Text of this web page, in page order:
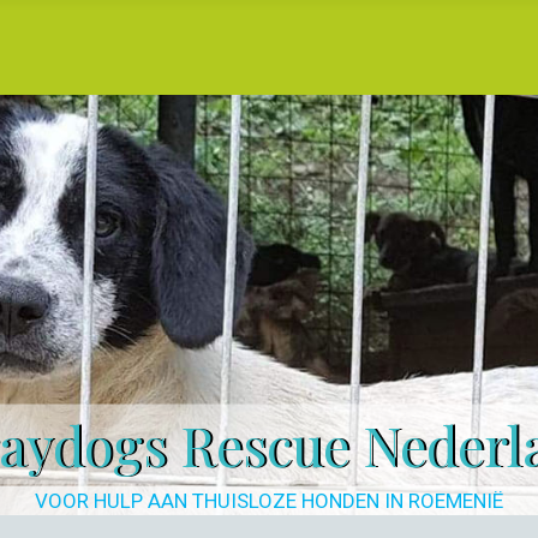
Rescue
VOOR HULP AAN THUISLOZE HONDEN IN ROEMENIË